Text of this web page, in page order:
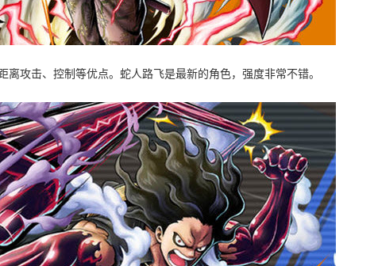
攻击、控制等优点。蛇人路飞是最新的角色，强度非常不错。